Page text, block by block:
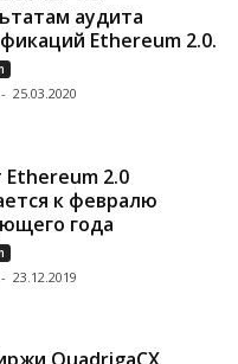
аудита
Ethereum 2.0.
- 25.03.2020
2.0
к февралю
года
- 23.12.2019